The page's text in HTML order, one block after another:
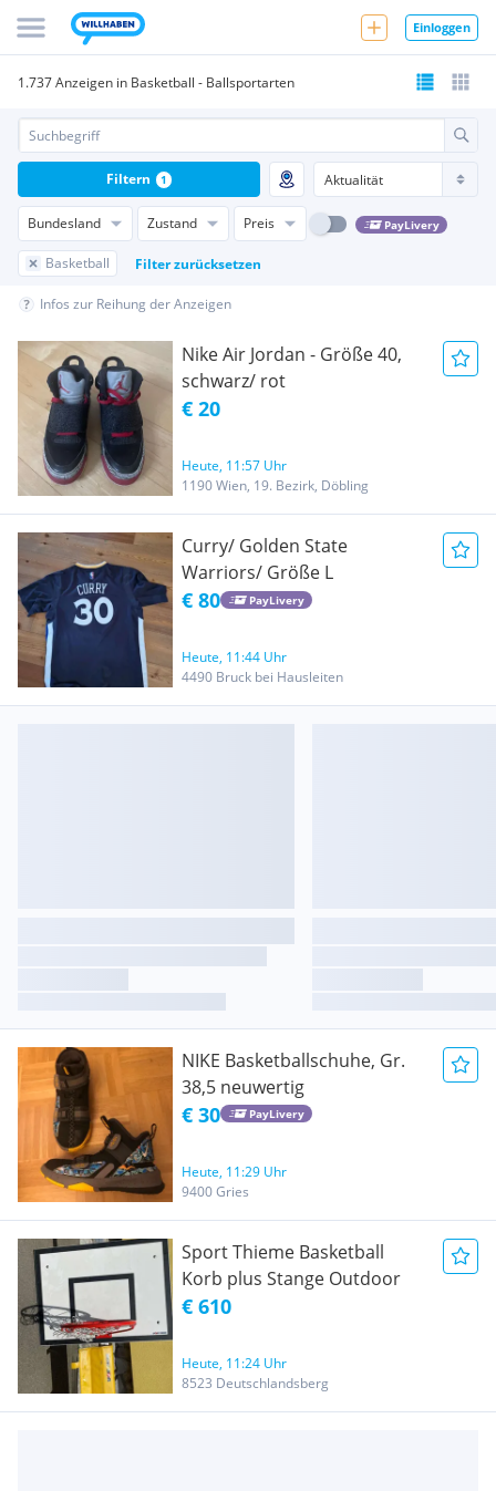
Einloggen
1.737 Anzeigen in Basketball - Ballsportarten
Bundesland Zustand Preis PayLivery
Basketball Filter zurücksetzen
Filtern 1
Infos zur Reihung der Anzeigen
Nike Air Jordan - Größe 40,
schwarz/ rot
€ 20
Heute, 11:57 Uhr
1190 Wien, 19. Bezirk, Döbling
Curry/ Golden State
Warriors/ Größe L
€ 80 PayLivery
Heute, 11:44 Uhr
4490 Bruck bei Hausleiten
NIKE Basketballschuhe, Gr.
38,5 neuwertig
€ 30 PayLivery
Heute, 11:29 Uhr
9400 Gries
Sport Thieme Basketball
Korb plus Stange Outdoor
€ 610
Heute, 11:24 Uhr
8523 Deutschlandsberg